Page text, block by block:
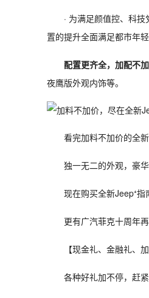
· 为满足颜值控、科
置的提升全面满足都市年
配置更齐全，加配不加
夜鹰版外观内饰等。
看完加料不加价的全
独一无二的外观，豪
现在购买全新Jeep⁺
更有广汽菲克十周年
【现金礼、金融礼、
各种好礼加不停，赶